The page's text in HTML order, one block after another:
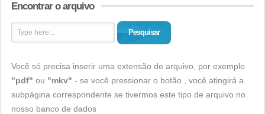
Encontrar o arquivo
Pesquisar
Você só precisa inserir uma extensão de arquivo, por exemplo
"pdf" ou "mkv" - se você pressionar o botão , você atingirá a
subpágina correspondente se tivermos este tipo de arquivo no
nosso banco de dados